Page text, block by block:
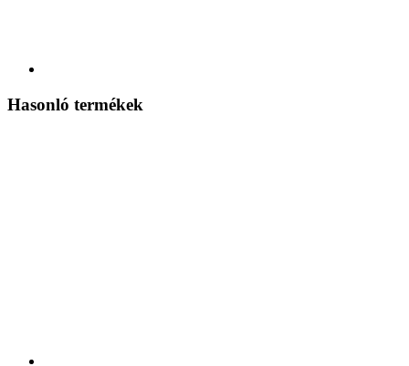
Hasonló termékek